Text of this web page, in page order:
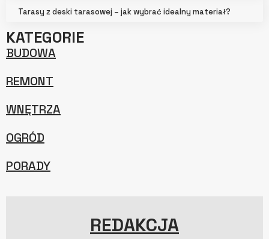
Tarasy z deski tarasowej – jak wybrać idealny materiał?
KATEGORIE
BUDOWA
REMONT
WNĘTRZA
OGRÓD
PORADY
REDAKCJA